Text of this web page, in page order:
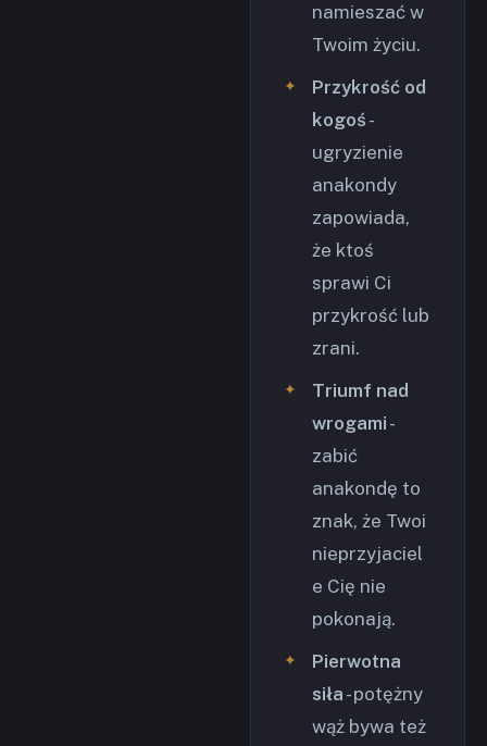
namieszać w
Twoim życiu.
Przykrość od
kogoś -
ugryzienie
anakondy
zapowiada,
że ktoś
sprawi Ci
przykrość lub
zrani.
Triumf nad
wrogami -
zabić
anakondę to
znak, że Twoi
nieprzyjaciel
e Cię nie
pokonają.
Pierwotna
siła - potężny
wąż bywa też